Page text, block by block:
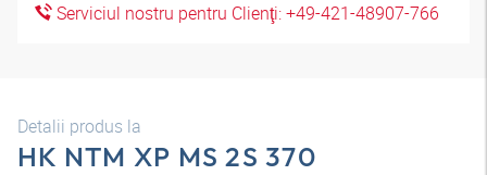
Serviciul nostru pentru Clienţi: +49-421-48907-766
Detalii produs la
HK NTM XP MS 2S 370